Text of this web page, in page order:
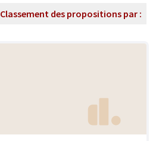
Classement des propositions par :